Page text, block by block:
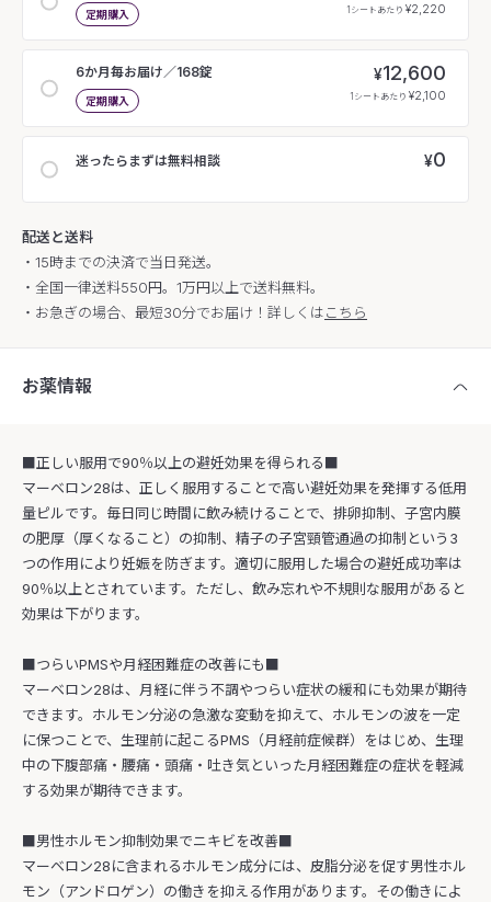
定期購入 1シートあたり ¥2,220
6か月毎お届け／168錠
定期購入
¥12,600
1シートあたり ¥2,100
迷ったらまずは無料相談 ¥0
配送と送料
・15時までの決済で当日発送。
・全国一律送料550円。1万円以上で送料無料。
・お急ぎの場合、最短30分でお届け！詳しくはこちら
お薬情報
■正しい服用で90％以上の避妊効果を得られる■
マーベロン28は、正しく服用することで高い避妊効果を発揮する低用
量ピルです。毎日同じ時間に飲み続けることで、排卵抑制、子宮内膜
の肥厚（厚くなること）の抑制、精子の子宮頸管通過の抑制という3
つの作用により妊娠を防ぎます。適切に服用した場合の避妊成功率は
90％以上とされています。ただし、飲み忘れや不規則な服用があると
効果は下がります。
■つらいPMSや月経困難症の改善にも■
マーベロン28は、月経に伴う不調やつらい症状の緩和にも効果が期待
できます。ホルモン分泌の急激な変動を抑えて、ホルモンの波を一定
に保つことで、生理前に起こるPMS（月経前症候群）をはじめ、生理
中の下腹部痛・腰痛・頭痛・吐き気といった月経困難症の症状を軽減
する効果が期待できます。
■男性ホルモン抑制効果でニキビを改善■
マーベロン28に含まれるホルモン成分には、皮脂分泌を促す男性ホル
モン（アンドロゲン）の働きを抑える作用があります。その働きによ